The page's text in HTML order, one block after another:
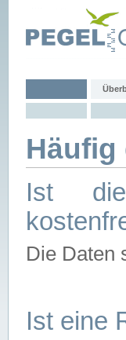
Häufig
Ist die
Die Daten
Ist eine